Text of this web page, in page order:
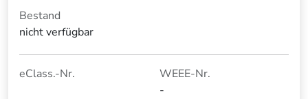
Bestand
nicht verfügbar
eClass.-Nr.
WEEE-Nr.
-